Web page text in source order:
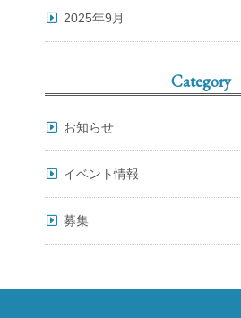
2025年9月
Category
お知らせ
イベント情報
募集